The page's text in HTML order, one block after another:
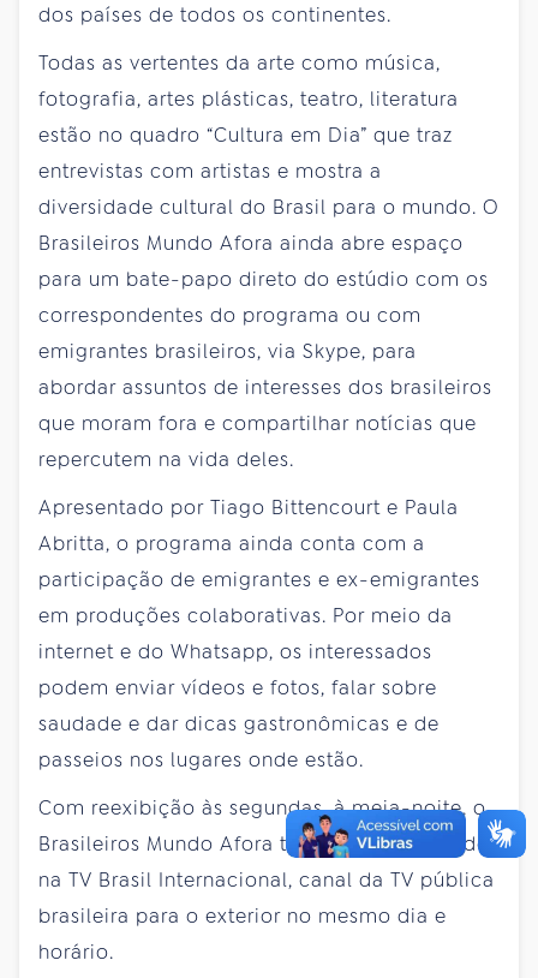
dos países de todos os continentes.
Todas as vertentes da arte como música,
fotografia, artes plásticas, teatro, literatura
estão no quadro “Cultura em Dia” que traz
entrevistas com artistas e mostra a
diversidade cultural do Brasil para o mundo. O
Brasileiros Mundo Afora ainda abre espaço
para um bate-papo direto do estúdio com os
correspondentes do programa ou com
emigrantes brasileiros, via Skype, para
abordar assuntos de interesses dos brasileiros
que moram fora e compartilhar notícias que
repercutem na vida deles.
Apresentado por Tiago Bittencourt e Paula
Abritta, o programa ainda conta com a
participação de emigrantes e ex-emigrantes
em produções colaborativas. Por meio da
internet e do Whatsapp, os interessados
podem enviar vídeos e fotos, falar sobre
saudade e dar dicas gastronômicas e de
passeios nos lugares onde estão.
Com reexibição às segundas, à meia-noite, o
Brasileiros Mundo Afora também será exibido
na TV Brasil Internacional, canal da TV pública
brasileira para o exterior no mesmo dia e
horário.